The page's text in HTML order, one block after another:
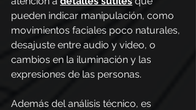
pueden indicar manipulación, como
movimientos faciales poco naturales,
desajuste entre audio y video, o
cambios en la iluminación y las
expresiones de las personas.
Además del análisis técnico, es